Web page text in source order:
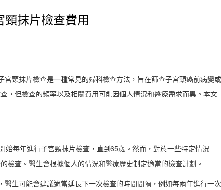
抹片檢查費用
頸抹片檢查是一種常見的婦科檢查方法，旨在篩查子宮頸癌前病變或
，但檢查的頻率以及相關費用可能因個人情況和醫療需求而異。本文
始每年進行子宮頸抹片檢查，直到65歲。然而，對於一些特定情況
檢查。醫生會根據個人的情況和醫療歷史制定適當的檢查計劃。
生可能會建議適當延長下一次檢查的時間間隔，例如每兩年進行一次